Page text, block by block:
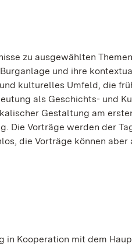
zu ausgewählten
und ihre
kulturelles Umfeld, die
als Geschichts- und
Gestaltung am
Die Vorträge werden der
die Vorträge können aber
in Kooperation mit dem